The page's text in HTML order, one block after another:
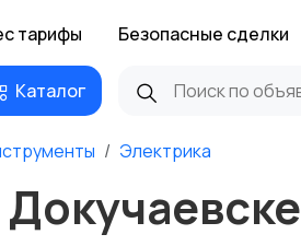
тарифы Безопасные сделки
Каталог
Электрика